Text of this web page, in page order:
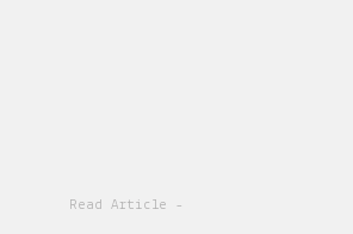
Read Article -